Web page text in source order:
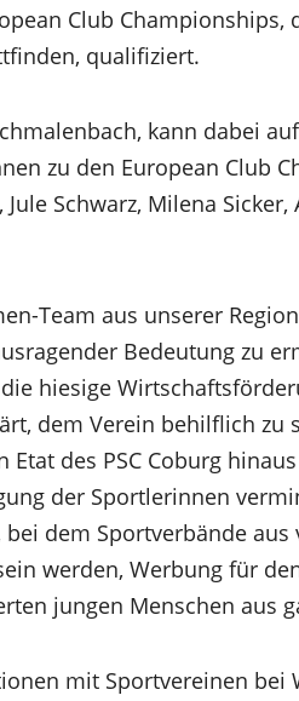
Club Championships,
qualifiziert.
kann dabei
zu den European Club
Schwarz, Milena
Team aus unserer
Bedeutung zu
hiesige
dem Verein behilflich zu
Etat des PSC Coburg
der Sportlerinnen
dem Sportverbände aus
werden, Werbung für
jungen Menschen aus
mit Sportvereinen